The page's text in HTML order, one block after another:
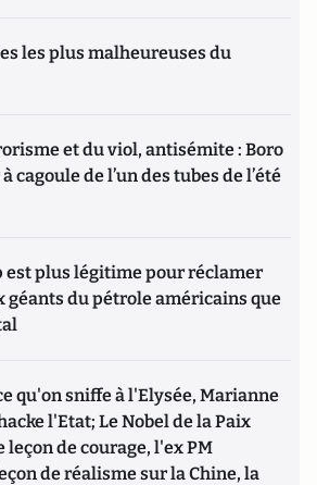
les plus malheureuses du
et du viol, antisémite : Boro
cagoule de l’un des tubes de l’été
est plus légitime pour réclamer
géants du pétrole américains que
qu'on sniffe à l'Elysée, Marianne
l'Etat; Le Nobel de la Paix
leçon de courage, l'ex PM
de réalisme sur la Chine, la